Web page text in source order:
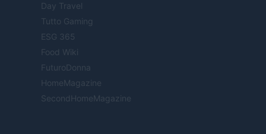
Day Travel
Tutto Gaming
ESG 365
Food Wiki
FuturoDonna
HomeMagazine
SecondHomeMagazine